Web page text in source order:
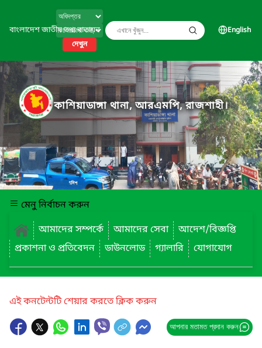
বাংলাদেশ জাতীয় তথ্য বাতায়ন
দেখুন
English
কাশিয়াডাঙ্গা থানা, আরএমপি, রাজশাহী।
মেনু নির্বাচন করুন
আমাদের সম্পর্কে
আমাদের সেবা
আদেশ/বিজ্ঞপ্তি
প্রকাশনা ও প্রতিবেদন
ডাউনলোড গ্যালারি যোগাযোগ
এই কনটেন্টটি শেয়ার করতে ক্লিক করুন
আপনার মতামত প্রদান করুন